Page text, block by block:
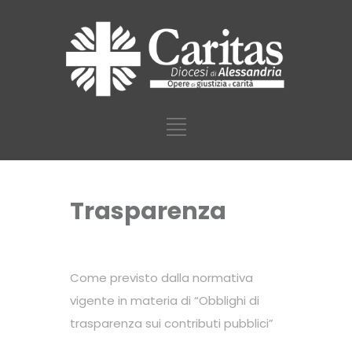
Trasparenza
Come previsto dalla normativa
vigente in materia di “Obblighi di
trasparenza sui contributi pubblici”